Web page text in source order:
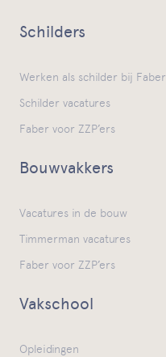
Schilders
Werken als schilder bij Faber
Schilder vacatures
Faber voor ZZP’ers
Bouwvakkers
Vacatures in de bouw
Timmerman vacatures
Faber voor ZZP’ers
Vakschool
Opleidingen